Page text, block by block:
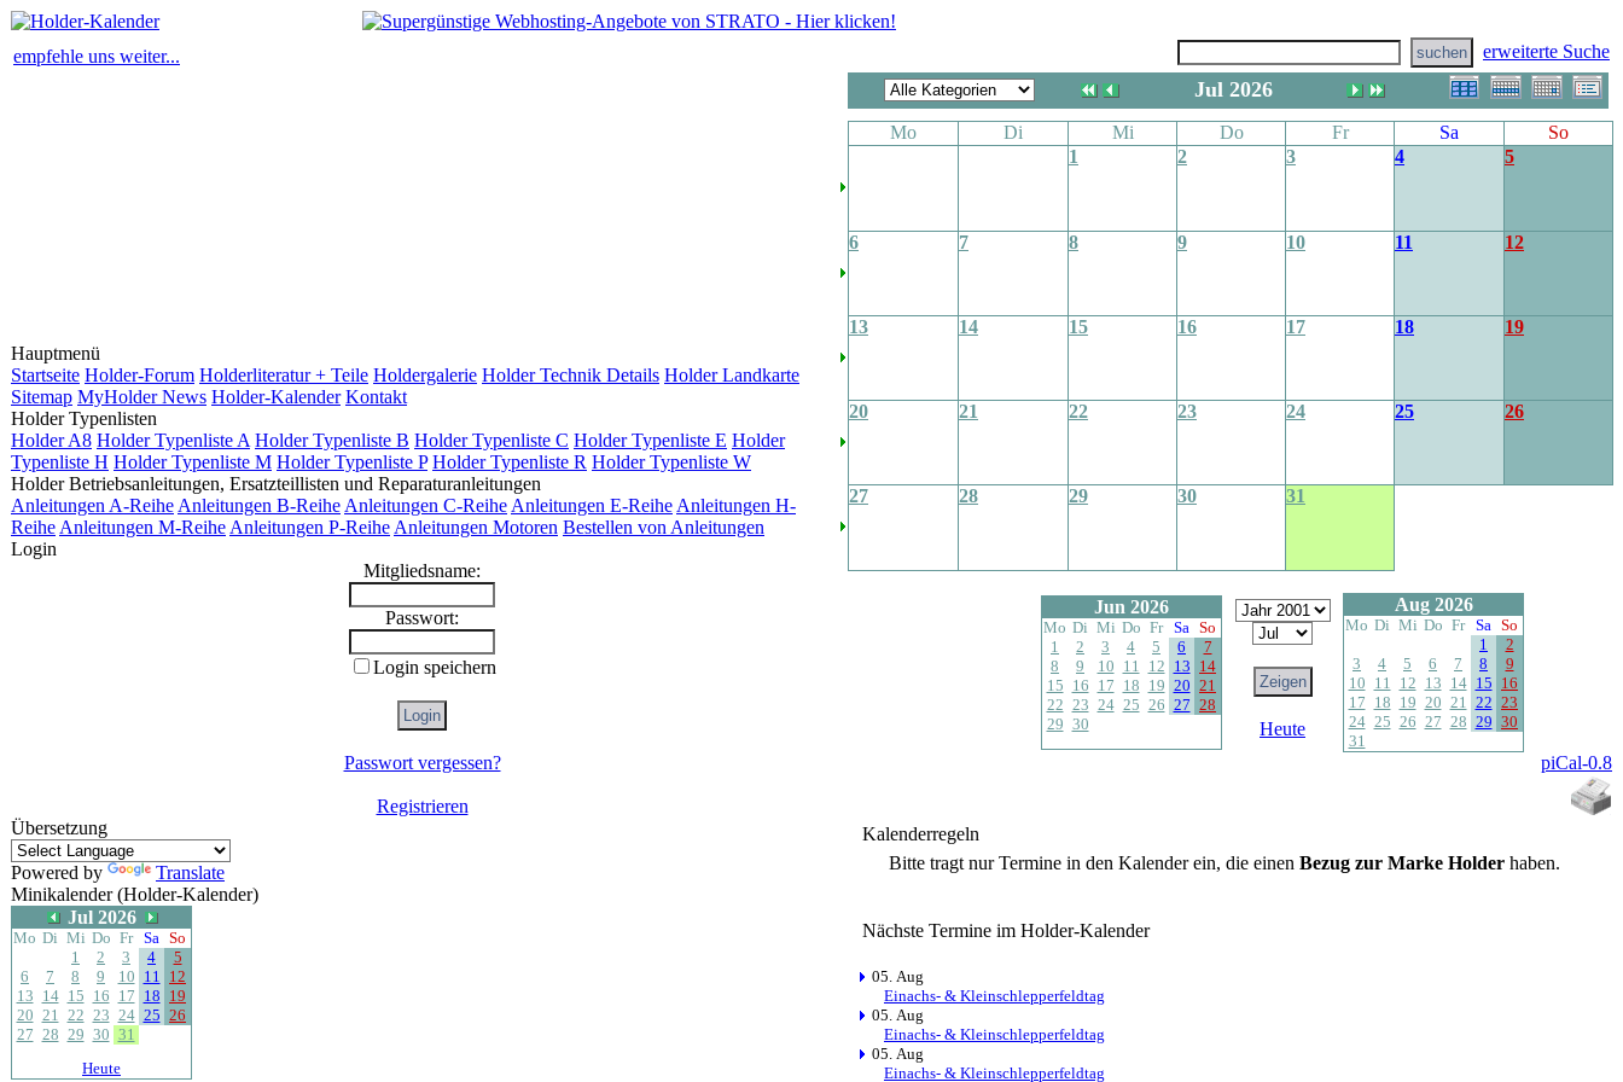
empfehle uns weiter... erweiterte Suche
Hauptmenü
Startseite Holder-Forum Holderliteratur + Teile Holdergalerie Holder Technik Details Holder Landkarte
Sitemap MyHolder News Holder-Kalender Kontakt
Holder Typenlisten
Holder A8 Holder Typenliste A Holder Typenliste B Holder Typenliste C Holder Typenliste E Holder
Typenliste H Holder Typenliste M Holder Typenliste P Holder Typenliste R Holder Typenliste W
Holder Betriebsanleitungen, Ersatzteillisten und Reparaturanleitungen
Anleitungen A-Reihe Anleitungen B-Reihe Anleitungen C-Reihe Anleitungen E-Reihe Anleitungen H-
Reihe Anleitungen M-Reihe Anleitungen P-Reihe Anleitungen Motoren Bestellen von Anleitungen
Login
Mitgliedsname:
Passwort:
Login speichern
Passwort vergessen?
Registrieren
Übersetzung
Powered by
Translate
Minikalender (Holder-Kalender)
Jul 2026
Mo Di Mi Do Fr Sa So
1
2 3 4
5
6
7 8 9 10 11 12
13 14 15 16 17 18 19
20 21 22 23 24 25 26
27 28 29 30 31
Heute
Jul 2026
Mo Di Mi Do Fr Sa
So
1
2 3 4 5
6 7 8 9 10 11 12
13 14 15 16 17 18 19
20 21 22 23 24 25 26
27 28 29 30 31
Jun 2026
Mo Di Mi Do Fr Sa So
1
2 3 4 5 6
7
8
9 10 11 12 13 14
15 16 17 18 19 20 21
22 23 24 25 26 27 28
29 30 Heute
Aug 2026
Mo Di Mi Do Fr Sa So
1
2
3
4 5 6 7 8
9
10 11 12 13 14 15 16
17 18 19 20 21 22 23
24 25 26 27 28 29 30
31
piCal-0.8
Kalenderregeln
Bitte tragt nur Termine in den Kalender ein, die einen Bezug zur Marke Holderhaben.
Nächste Termine im Holder-Kalender
05. Aug
Einachs- & Kleinschlepperfeldtag
05. Aug
Einachs- & Kleinschlepperfeldtag
05. Aug
Einachs- & Kleinschlepperfeldtag